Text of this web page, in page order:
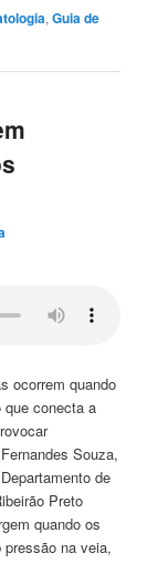
,Guia de
ocorrem quando
conecta a
Souza,
de
Preto
quando os
na veia,